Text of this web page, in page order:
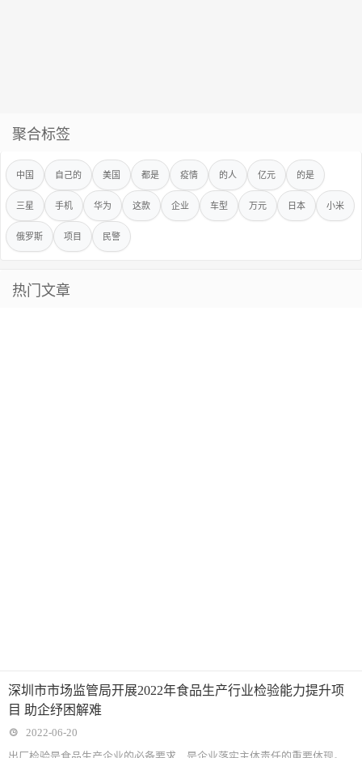
聚合标签
中国 自己的 美国 都是 疫情 的人 亿元 的是
三星 手机 华为 这款 企业 车型 万元 日本 小米
俄罗斯 项目 民警
热门文章
深圳市市场监管局开展2022年食品生产行业检验能力提升项
目 助企纾困解难
2022-06-20